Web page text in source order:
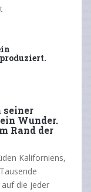
produziert.
seiner
Wunder.
Rand der
Kaliforniens,
auf die jeder